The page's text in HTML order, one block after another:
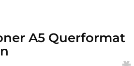
A5 Querformat